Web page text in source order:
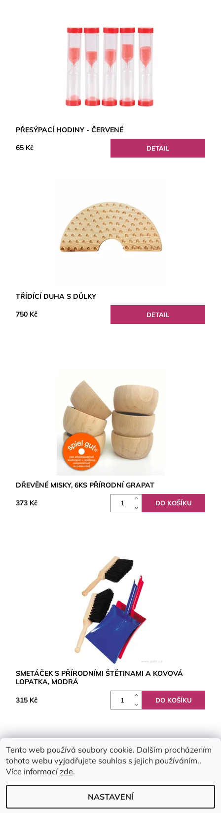
PŘESÝPACÍ HODINY - ČERVENÉ
65 Kč DETAIL
TŘÍDÍCÍ DUHA S DŮLKY
750 Kč DETAIL
DŘEVĚNÉ MISKY, 6KS PŘÍRODNÍ GRAPAT
373 Kč
SMETÁČEK S PŘÍRODNÍMI ŠTĚTINAMI A KOVOVÁ
LOPATKA, MODRÁ
315 Kč
2026 © Emimis.cz, všechna práva vyhrazena
Tento web používá soubory cookie. Dalším procházením
tohoto webu vyjadřujete souhlas s jejich používáním..
Více informacízde.
NASTAVENÍ